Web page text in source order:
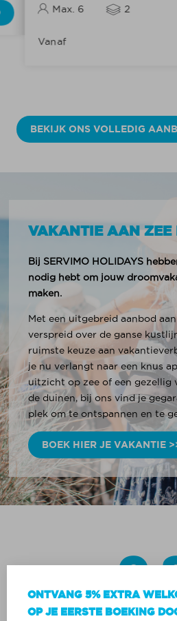
Max. 6 2
Vanaf
BEKIJK ONS VOLLEDIG
VAKANTIE AAN
Bij SERVIMO HOLIDAYS
nodig hebt om jouw
maken.
Met een uitgebreid aanbod
verspreid over de ganse
ruimste keuze aan
je nu verlangt naar een knus
uitzicht op zee of een gezellig
de duinen, bij ons vind je
plek om te ontspannen en te
BOEK HIER JE VAKANTIE
ONTVANG 5% EXTRA
OP JE EERSTE BOEKING